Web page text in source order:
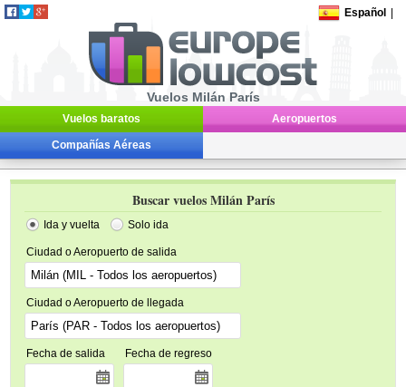
Español
Vuelos Milán París
Vuelos baratos Aeropuertos
Compañías Aéreas
Buscar vuelos Milán París
Ida y vuelta Solo ida
Ciudad o Aeropuerto de salida
Ciudad o Aeropuerto de llegada
Fecha de salida Fecha de regreso